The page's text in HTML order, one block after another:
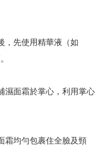
，先使用精華液（如
濕面霜於掌心，利用掌心
霜均勻包裹住全臉及頸